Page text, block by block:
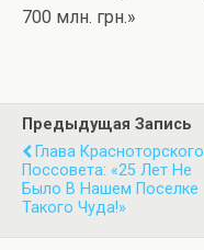
700 млн. грн.»
Предыдущая Запись
Глава Красноторского
Поссовета: «25 Лет Не
Было В Нашем Поселке
Такого Чуда!»